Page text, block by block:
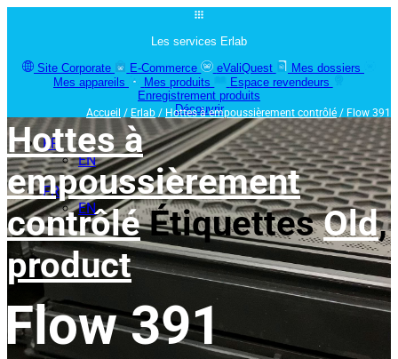
Les services Erlab
Site Corporate
E-Commerce eValiQuest
Mes dossiers
Mes appareils
Mes produits
Espace revendeurs
Enregistrement produits
Découvrir
FR
EN
FR
EN
Accueil / Erlab / Hottes à empoussièrement contrôlé / Flow 391
Hottes à
empoussièrement
contrôlé Étiquettes Old,
product
Flow 391